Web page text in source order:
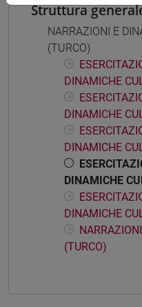
Struttura
NARRAZIONI E
(TURCO)
DINAMICHE
DINAMICHE
DINAMICHE
DINAMICHE
DINAMICHE
(TURCO)